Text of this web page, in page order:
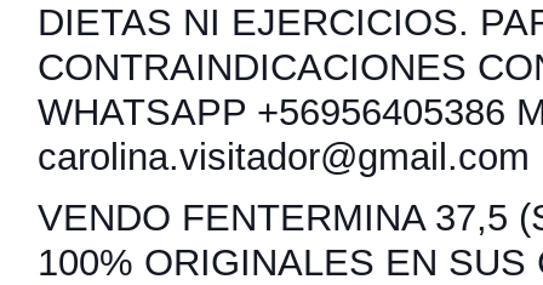
DIETAS NI EJERCICIOS.
CONTRAINDICACIONES
WHATSAPP +56956405386
carolina.visitador@gmail.com
VENDO FENTERMINA 37,5
100% ORIGINALES EN